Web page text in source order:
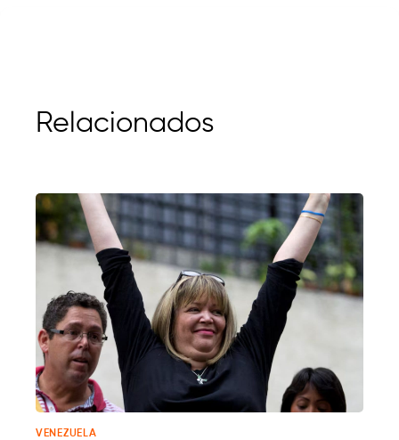
Relacionados
VENEZUELA